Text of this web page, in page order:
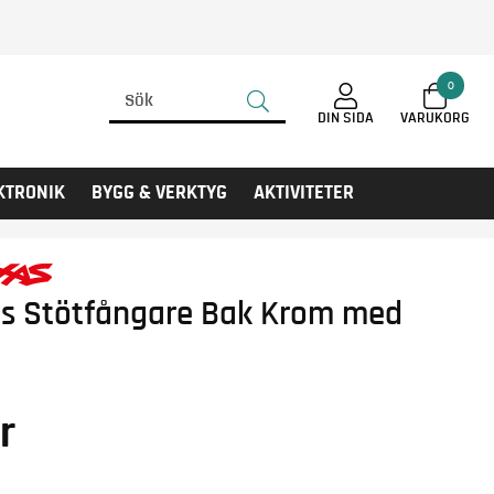
0
DIN SIDA
BYGG & VERKTYG AKTIVITETER
Stötfångare Bak Krom med